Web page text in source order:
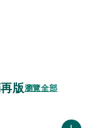
版瀏覽全部